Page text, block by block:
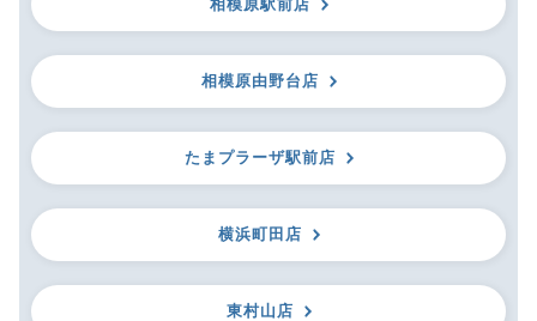
相模原駅前店
相模原由野台店
たまプラーザ駅前店
横浜町田店
東村山店